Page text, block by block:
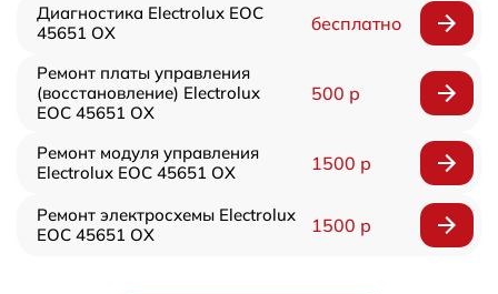
Диагностика Electrolux EOC
45651 OX
бесплатно
Ремонт платы управления
(восстановление) Electrolux
EOC 45651 OX
500 р
Ремонт модуля управления
Electrolux EOC 45651 OX
1500 р
Ремонт электросхемы Electrolux
EOC 45651 OX
1500 р